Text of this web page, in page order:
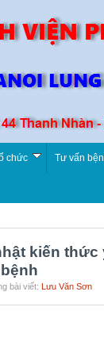
chức Tư vấn
kiến thức
bài viết: Lưu Văn Sơn